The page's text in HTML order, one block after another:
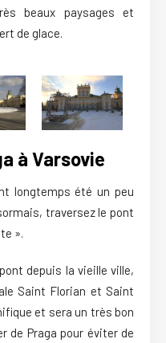
beaux paysages et
de glace.
à Varsovie
longtemps été un peu
traversez le pont
».
depuis la vieille ville,
Saint Florian et Saint
et sera un très bon
de Praga pour éviter de